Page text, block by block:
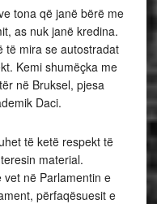
tona që janë bërë me
as nuk janë kredina.
të mira se autostradat
Kemi shumëçka me
në Bruksel, pjesa
Daci.
të ketë respekt të
material.
vet në Parlamentin e
përfaqësuesit e